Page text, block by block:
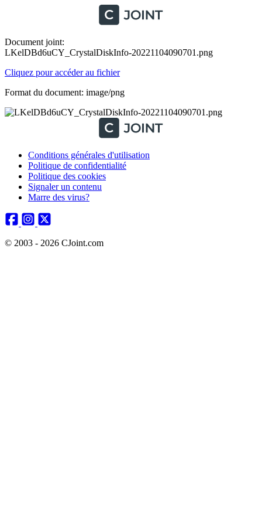
Document joint:
LKelDBd6uCY_CrystalDiskInfo-20221104090701.png
Cliquez pour accéder au fichier
Format du document: image/png
Conditions générales d'utilisation
Politique de confidentialité
Politique des cookies
Signaler un contenu
Marre des virus?
© 2003 - 2026 CJoint.com